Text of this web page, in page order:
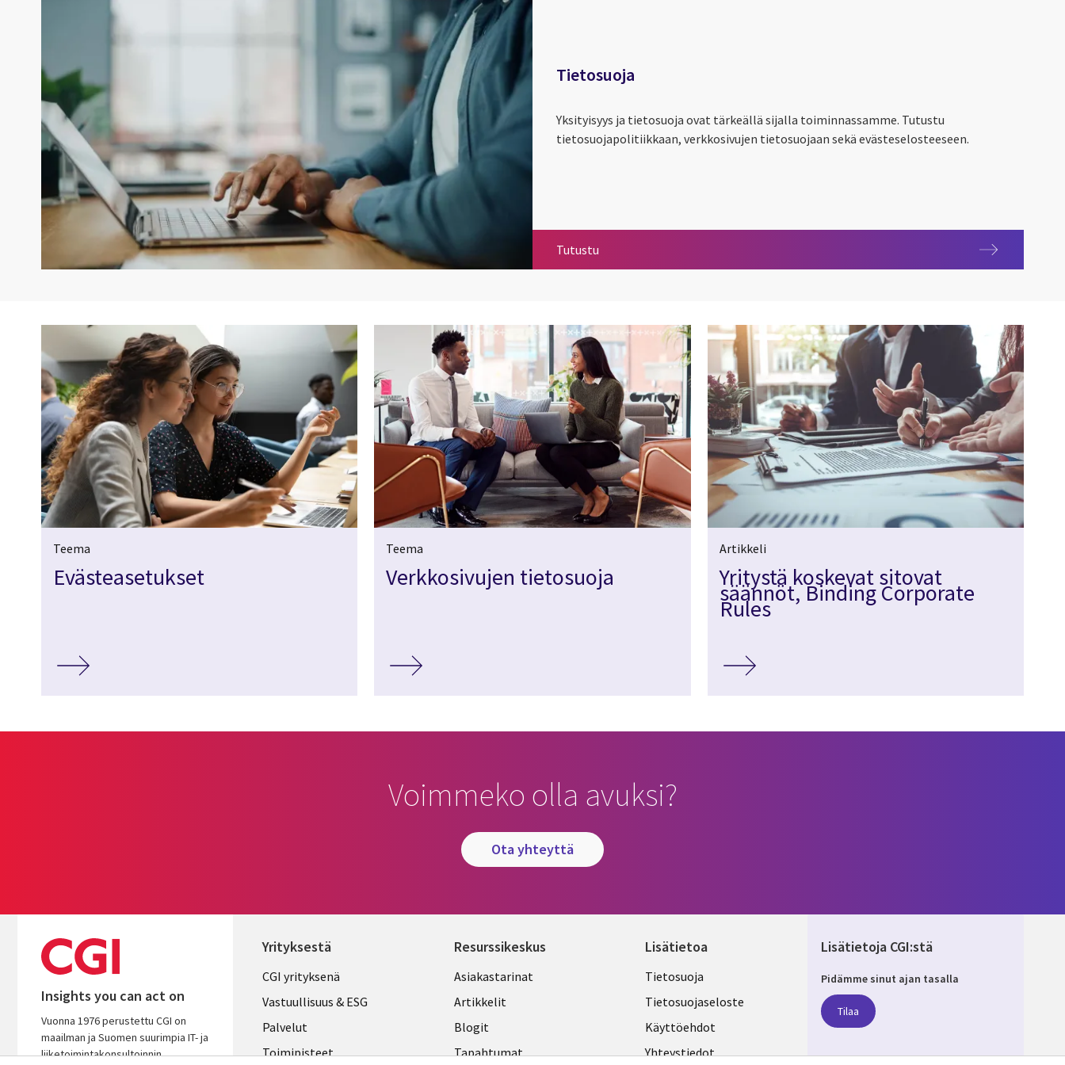
Tietosuoja
Yksityisyys ja tietosuoja ovat tärkeällä sijalla toiminnassamme. Tutustu
tietosuojapolitiikkaan, verkkosivujen tietosuojaan sekä evästeselosteeseen.
Tutustu
Teema
Evästeasetukset
Teema
Verkkosivujen tietosuoja
Artikkeli
Yritystä koskevat sitovat
säännöt, Binding Corporate
Rules
Voimmeko olla avuksi?
ota yhteyttä
Insights you can act on
Vuonna 1976 perustettu CGI on
maailman ja Suomen suurimpia IT- ja
liiketoimintakonsultoinnin
Yrityksestä
Useful
links
FINLAND
CGI yrityksenä
Vastuullisuus & ESG
Palvelut
Toimipisteet
Resurssikeskus
Library
Links
FINLAND
Asiakastarinat
Artikkelit
Blogit
Tapahtumat
Lisätietoa
Legal
FINLAND
Tietosuoja
Tietosuojaseloste
Käyttöehdot
Yhteystiedot
Lisätietoja CGI:stä
Pidämme sinut ajan tasalla
Tilaa